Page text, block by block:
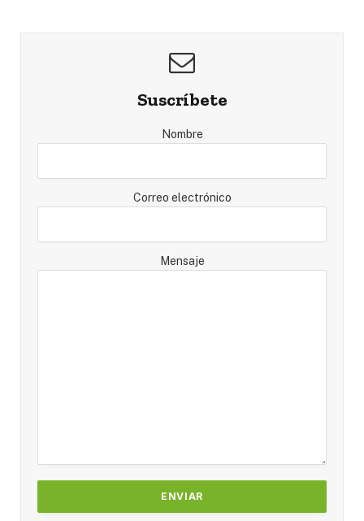
Suscríbete
Nombre
Correo electrónico
Mensaje